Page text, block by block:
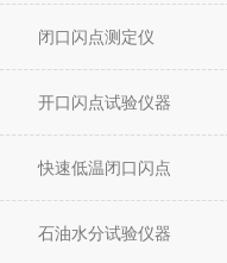
闭口闪点测定仪
开口闪点试验仪器
快速低温闭口闪点
石油水分试验仪器